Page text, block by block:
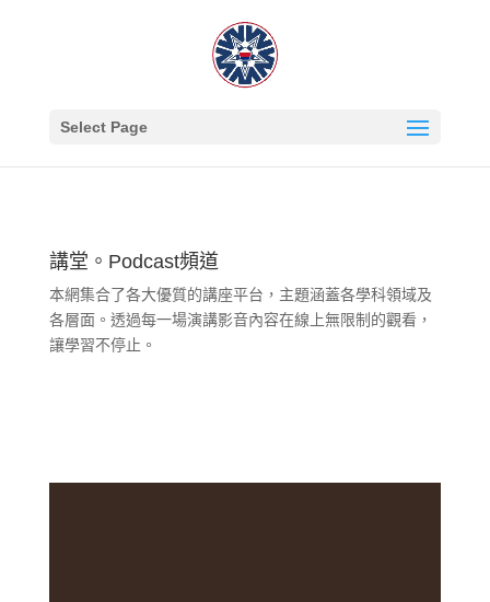
Select Page
講堂。Podcast頻道
本網集合了各大優質的講座平台，主題涵蓋各學科領域及
各層面。透過每一場演講影音內容在線上無限制的觀看，
讓學習不停止。